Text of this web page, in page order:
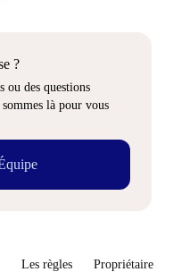
?
ou des questions
là pour vous
Les règles Propriétaire